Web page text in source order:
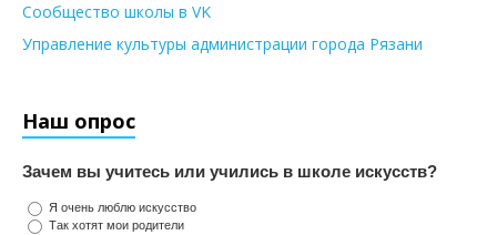
Сообщество школы в VK
Управление культуры администрации города Рязани
Наш опрос
Зачем вы учитесь или учились в школе искусств?
Я очень люблю искусство
Так хотят мои родители